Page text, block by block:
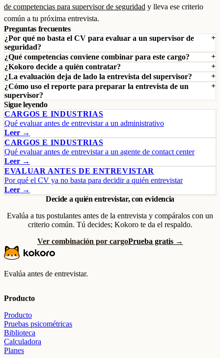
de competencias para supervisor de seguridad y lleva ese criterio
común a tu próxima entrevista.
Preguntas frecuentes
¿Por qué no basta el CV para evaluar a un supervisor de
seguridad?
¿Qué competencias conviene combinar para este cargo?
¿Kokoro decide a quién contratar?
¿La evaluación deja de lado la entrevista del supervisor?
¿Cómo uso el reporte para preparar la entrevista de un
supervisor?
Sigue leyendo
CARGOS E INDUSTRIAS
Qué evaluar antes de entrevistar a un administrativo
Leer →
CARGOS E INDUSTRIAS
Qué evaluar antes de entrevistar a un agente de contact center
Leer →
EVALUAR ANTES DE ENTREVISTAR
Por qué el CV ya no basta para decidir a quién entrevistar
Leer →
Decide a quién entrevistar, con evidencia
Evalúa a tus postulantes antes de la entrevista y compáralos con un
criterio común. Tú decides; Kokoro te da el respaldo.
Ver combinación por cargoPrueba gratis →
Evalúa antes de entrevistar.
Producto
Producto
Pruebas psicométricas
Biblioteca
Calculadora
Planes